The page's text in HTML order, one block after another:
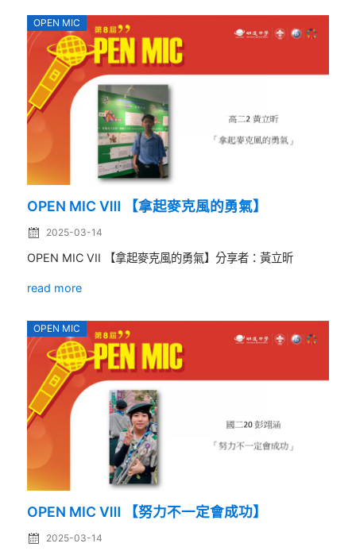
OPEN MIC
OPEN MIC Ⅷ 【拿起麥克風的勇氣】
2025-03-14
OPEN MIC VII 【拿起麥克風的勇氣】分享者：黃立昕
read more
OPEN MIC
OPEN MIC Ⅷ 【努力不一定會成功】
2025-03-14